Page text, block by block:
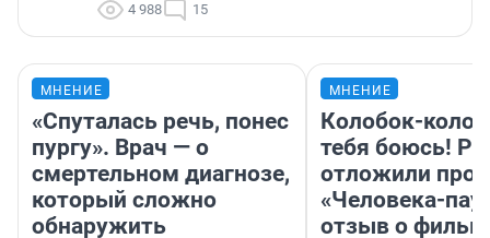
4 988 15
МНЕНИЕ
«Спуталась речь, понес
пургу». Врач — о
смертельном диагнозе,
который сложно
обнаружить
МНЕНИЕ
Колобок-
тебя боюсь!
отложили
«Человека-
отзыв о